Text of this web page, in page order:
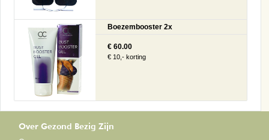
Boezembooster 2x
€ 60.00
€ 10,- korting
Over Gezond Bezig Zijn